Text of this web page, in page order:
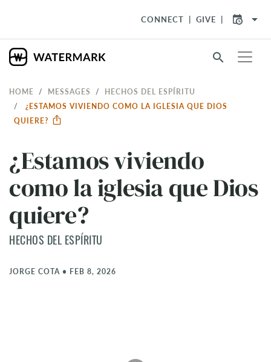
CONNECT GIVE arrow_drop_down
search
HOME MESSAGES
HECHOS DEL ESPÍRITU
¿ESTAMOS VIVIENDO COMO LA IGLESIA QUE DIOS
QUIERE?
¿Estamos viviendo
como la iglesia que Dios
quiere?
HECHOS DEL ESPÍRITU
JORGE COTA • FEB 8, 2026